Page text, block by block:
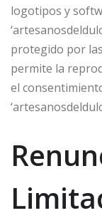
logotipos y
protegido por
permite la
el